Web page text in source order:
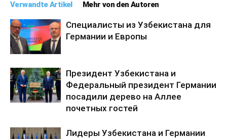
Verwandte Artikel Mehr von den Autoren
Специалисты из Узбекистана для
Германии и Европы
Президент Узбекистана и
Федеральный президент Германии
посадили дерево на Аллее
почетных гостей
Лидеры Узбекистана и Германии